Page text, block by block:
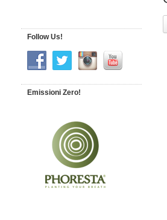
Follow Us!
Emissioni Zero!